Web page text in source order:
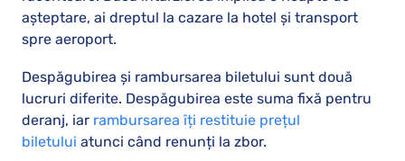
așteptare, ai dreptul la cazare la hotel și transport
spre aeroport.
Despăgubirea și rambursarea biletului sunt două
lucruri diferite. Despăgubirea este suma fixă pentru
deranj, iar rambursarea îți restituie prețul
biletului atunci când renunți la zbor.